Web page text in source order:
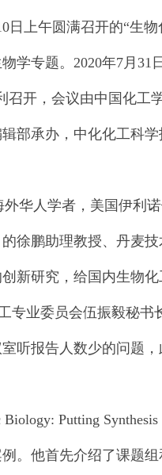
日上午圆满召开的“生
学专题。2020年7月
召开，会议由中国化
部承办，中化化工科
华人学者，美国伊利
徐鹏助理教授、丹麦
新研究，给国内生物
业委员会伍振毅秘书
听报告人数少的问题
Putting
。他首先介绍了课题